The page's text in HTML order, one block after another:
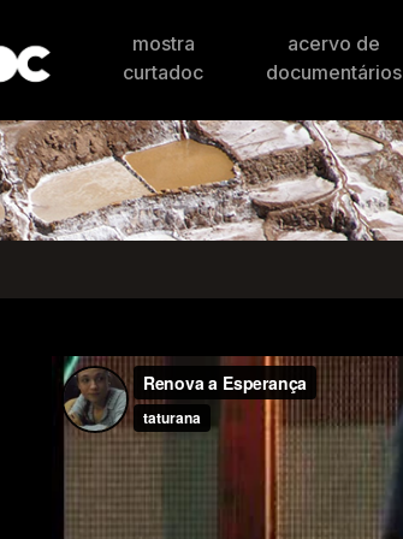
mostra
curtadoc
acervo de
documentários